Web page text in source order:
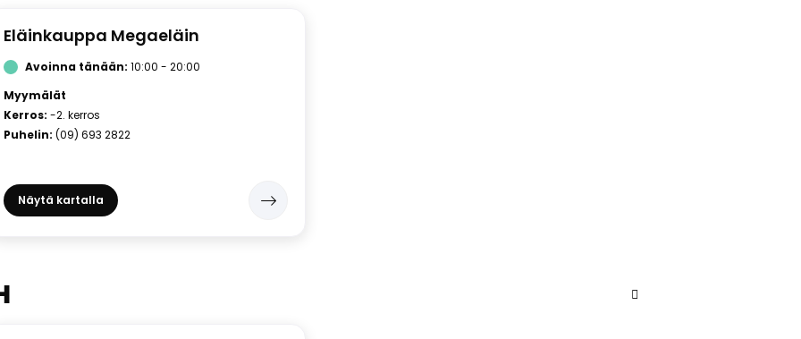
Eläinkauppa Megaeläin
Avoinna tänään: 10:00 - 20:00
Myymälät
Kerros: -2. kerros
Puhelin: (09) 693 2822
Näytä kartalla